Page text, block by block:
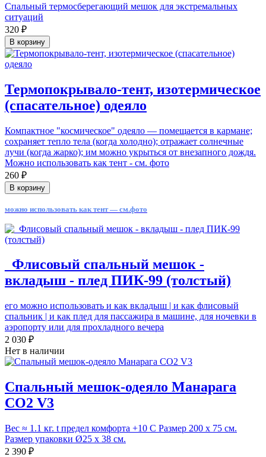
Спальный термосберегающий мешок для экстремальных
ситуаций
320 ₽
В корзину
Термопокрывало-тент, изотермическое
(спасательное) одеяло
Компактное "космическое" одеяло — помещается в кармане;
сохраняет тепло тела (когда холодно); отражает солнечные
лучи (когда жарко); им можно укрыться от внезапного дождя.
Можно использовать как тент - см. фото
260 ₽
В корзину
можно использовать как тент — см.фото
_Флисовый спальный мешок -
вкладыш - плед ПИК-99 (толстый)
его можно использовать и как вкладыш | и как флисовый
спальник | и как плед для пассажира в машине, для ночевки в
аэропорту или для прохладного вечера
2 030 ₽
Нет в наличии
Спальный мешок-одеяло Манарага
СО2 V3
Вес ≈ 1.1 кг. t предел комфорта +10 С Размер 200 х 75 см.
Размер упаковки Ø25 х 38 см.
2 390 ₽